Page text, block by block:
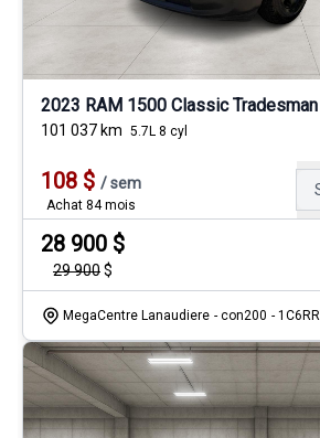
2023 RAM 1500 Classic Tradesman
101 037 km 5.7L 8 cyl
108 $ /sem
Achat 84 mois
28 900 $
29 900$
MegaCentre Lanaudiere - con200 -